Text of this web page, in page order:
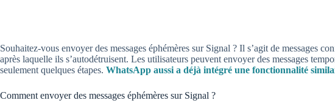
Souhaitez-vous envoyer des messages éphémères sur Signal ? Il s’agit de messages
après laquelle ils s’autodétruisent. Les utilisateurs peuvent envoyer des messages
seulement quelques étapes. WhatsApp aussi a déjà intégré une fonctionnalité
Comment envoyer des messages éphémères sur Signal ?